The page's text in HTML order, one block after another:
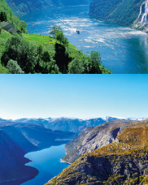
Norway
Norway